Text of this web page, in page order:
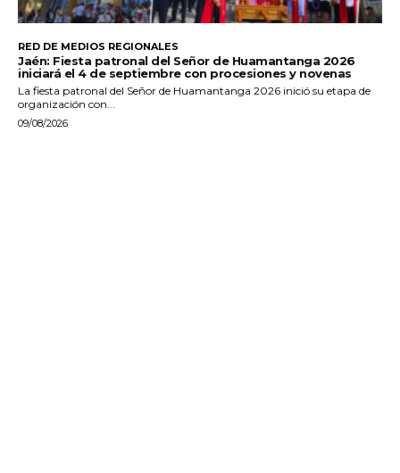
RED DE MEDIOS REGIONALES
Jaén: Fiesta patronal del Señor de Huamantanga 2026
iniciará el 4 de septiembre con procesiones y novenas
La fiesta patronal del Señor de Huamantanga 2026 inició su etapa de
organización con...
09/08/2026